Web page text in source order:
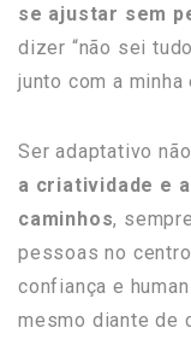
se ajustar sem
dizer “não sei
junto com a minha
Ser adaptativo
a criatividade e
caminhos,
pessoas no
confiança e
mesmo diante de